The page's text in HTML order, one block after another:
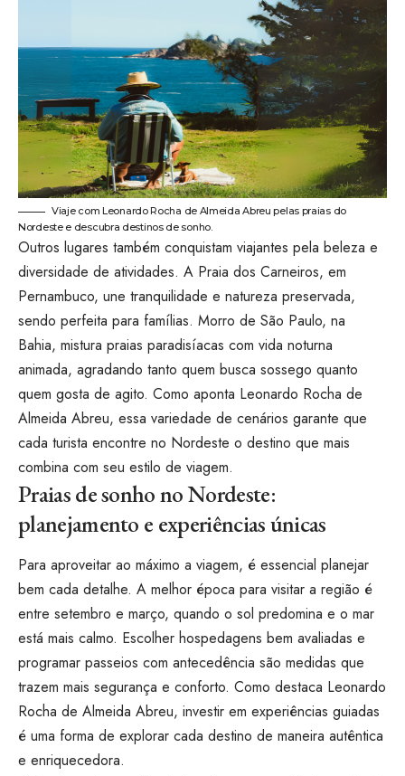
Viaje com Leonardo Rocha de Almeida Abreu pelas praias do
Nordeste e descubra destinos de sonho.
Outros lugares também conquistam viajantes pela beleza e
diversidade de atividades. A Praia dos Carneiros, em
Pernambuco, une tranquilidade e natureza preservada,
sendo perfeita para famílias. Morro de São Paulo, na
Bahia, mistura praias paradisíacas com vida noturna
animada, agradando tanto quem busca sossego quanto
quem gosta de agito. Como aponta Leonardo Rocha de
Almeida Abreu, essa variedade de cenários garante que
cada turista encontre no Nordeste o destino que mais
combina com seu estilo de viagem.
Praias de sonho no Nordeste:
planejamento e experiências únicas
Para aproveitar ao máximo a viagem, é essencial planejar
bem cada detalhe. A melhor época para visitar a região é
entre setembro e março, quando o sol predomina e o mar
está mais calmo. Escolher hospedagens bem avaliadas e
programar passeios com antecedência são medidas que
trazem mais segurança e conforto. Como destaca Leonardo
Rocha de Almeida Abreu, investir em experiências guiadas
é uma forma de explorar cada destino de maneira autêntica
e enriquecedora.